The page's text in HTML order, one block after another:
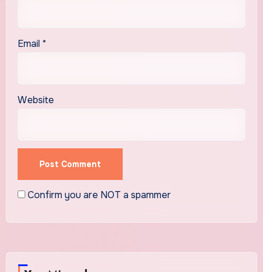
Email *
Website
Confirm you are NOT a spammer